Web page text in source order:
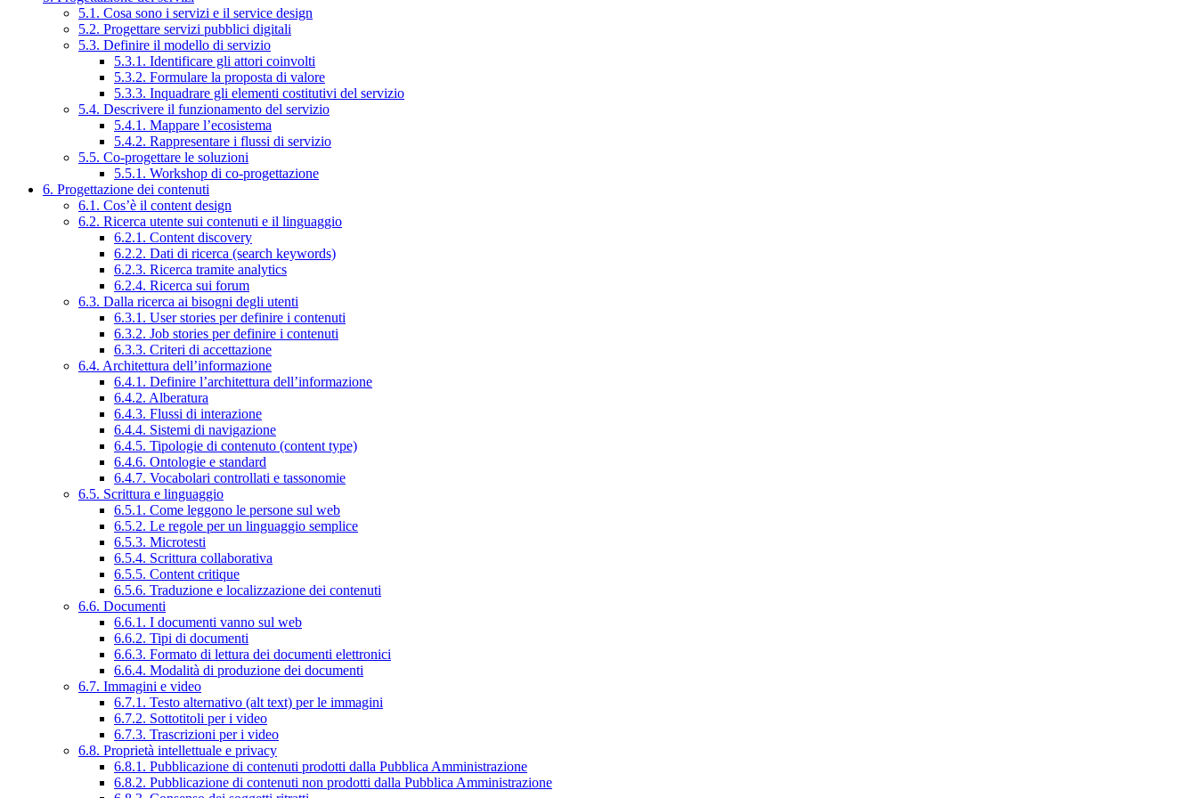
5.1. Cosa sono i servizi e il service design
5.2. Progettare servizi pubblici digitali
5.3. Definire il modello di servizio
5.3.1. Identificare gli attori coinvolti
5.3.2. Formulare la proposta di valore
5.3.3. Inquadrare gli elementi costitutivi del servizio
5.4. Descrivere il funzionamento del servizio
5.4.1. Mappare l’ecosistema
5.4.2. Rappresentare i flussi di servizio
5.5. Co-progettare le soluzioni
5.5.1. Workshop di co-progettazione
6. Progettazione dei contenuti
6.1. Cos’è il content design
6.2. Ricerca utente sui contenuti e il linguaggio
6.2.1. Content discovery
6.2.2. Dati di ricerca (search keywords)
6.2.3. Ricerca tramite analytics
6.2.4. Ricerca sui forum
6.3. Dalla ricerca ai bisogni degli utenti
6.3.1. User stories per definire i contenuti
6.3.2. Job stories per definire i contenuti
6.3.3. Criteri di accettazione
6.4. Architettura dell’informazione
6.4.1. Definire l’architettura dell’informazione
6.4.2. Alberatura
6.4.3. Flussi di interazione
6.4.4. Sistemi di navigazione
6.4.5. Tipologie di contenuto (content type)
6.4.6. Ontologie e standard
6.4.7. Vocabolari controllati e tassonomie
6.5. Scrittura e linguaggio
6.5.1. Come leggono le persone sul web
6.5.2. Le regole per un linguaggio semplice
6.5.3. Microtesti
6.5.4. Scrittura collaborativa
6.5.5. Content critique
6.5.6. Traduzione e localizzazione dei contenuti
6.6. Documenti
6.6.1. I documenti vanno sul web
6.6.2. Tipi di documenti
6.6.3. Formato di lettura dei documenti elettronici
6.6.4. Modalità di produzione dei documenti
6.7. Immagini e video
6.7.1. Testo alternativo (alt text) per le immagini
6.7.2. Sottotitoli per i video
6.7.3. Trascrizioni per i video
6.8. Proprietà intellettuale e privacy
6.8.1. Pubblicazione di contenuti prodotti dalla Pubblica Amministrazione
6.8.2. Pubblicazione di contenuti non prodotti dalla Pubblica Amministrazione